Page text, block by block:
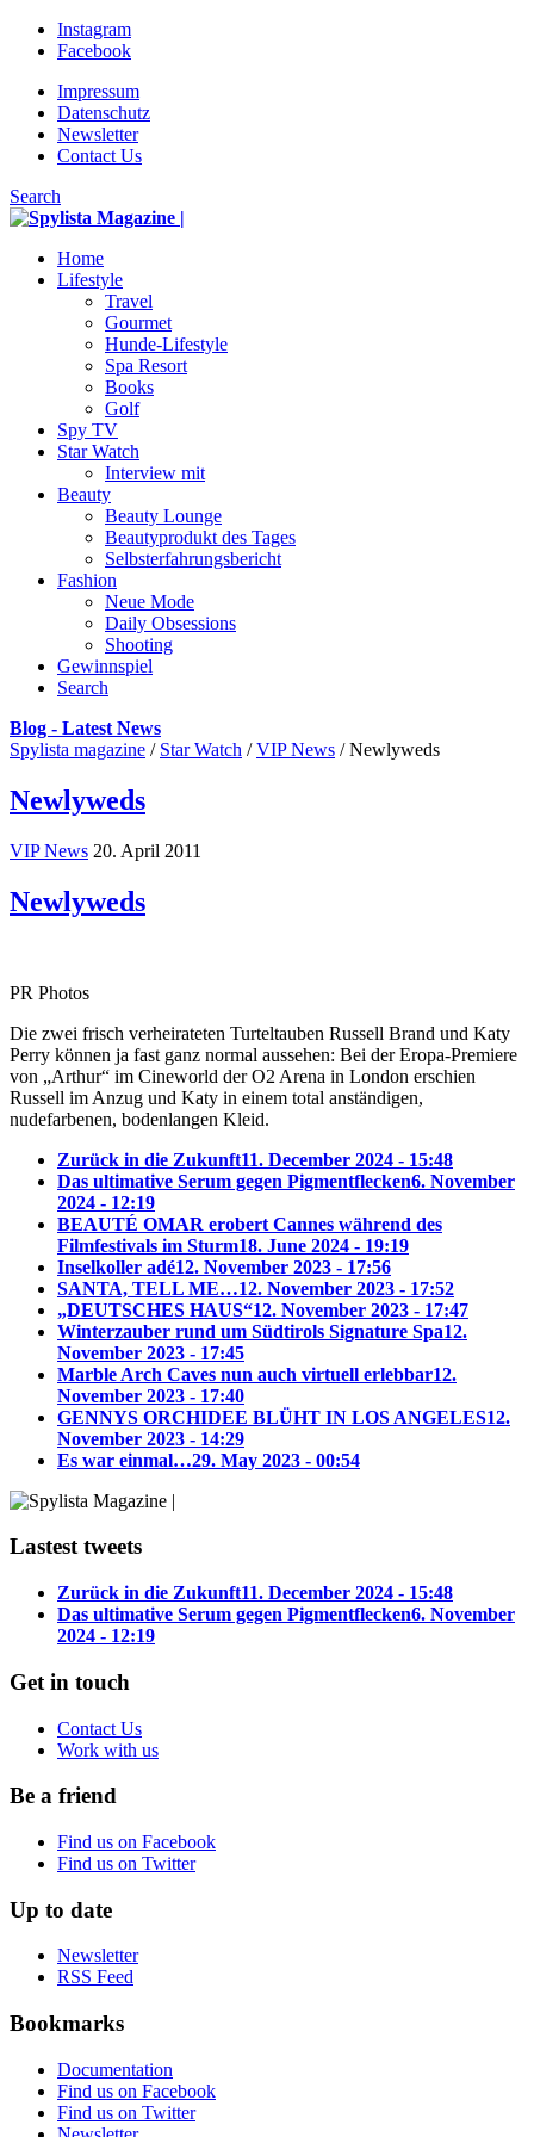
Instagram
Facebook
Impressum
Datenschutz
Newsletter
Contact Us
Search
Home
Lifestyle
Travel
Gourmet
Hunde-Lifestyle
Spa Resort
Books
Golf
Spy TV
Star Watch
Interview mit
Beauty
Beauty Lounge
Beautyprodukt des Tages
Selbsterfahrungsbericht
Fashion
Neue Mode
Daily Obsessions
Shooting
Gewinnspiel
Search
Blog - Latest News
Spylista magazine / Star Watch / VIP News / Newlyweds
Newlyweds
VIP News 20. April 2011
Newlyweds
PR Photos
Die zwei frisch verheirateten Turteltauben Russell Brand und Katy
Perry können ja fast ganz normal aussehen: Bei der Eropa-Premiere
von „Arthur“ im Cineworld der O2 Arena in London erschien
Russell im Anzug und Katy in einem total anständigen,
nudefarbenen, bodenlangen Kleid.
Zurück in die Zukunft11. December 2024 - 15:48
Das ultimative Serum gegen Pigmentflecken6. November
2024 - 12:19
BEAUTÉ OMAR erobert Cannes während des
Filmfestivals im Sturm18. June 2024 - 19:19
Inselkoller adé12. November 2023 - 17:56
SANTA, TELL ME…12. November 2023 - 17:52
„DEUTSCHES HAUS“12. November 2023 - 17:47
Winterzauber rund um Südtirols Signature Spa12.
November 2023 - 17:45
Marble Arch Caves nun auch virtuell erlebbar12.
November 2023 - 17:40
GENNYS ORCHIDEE BLÜHT IN LOS ANGELES12.
November 2023 - 14:29
Es war einmal…29. May 2023 - 00:54
Lastest tweets
Zurück in die Zukunft11. December 2024 - 15:48
Das ultimative Serum gegen Pigmentflecken6. November
2024 - 12:19
Get in touch
Contact Us
Work with us
Be a friend
Find us on Facebook
Find us on Twitter
Up to date
Newsletter
RSS Feed
Bookmarks
Documentation
Find us on Facebook
Find us on Twitter